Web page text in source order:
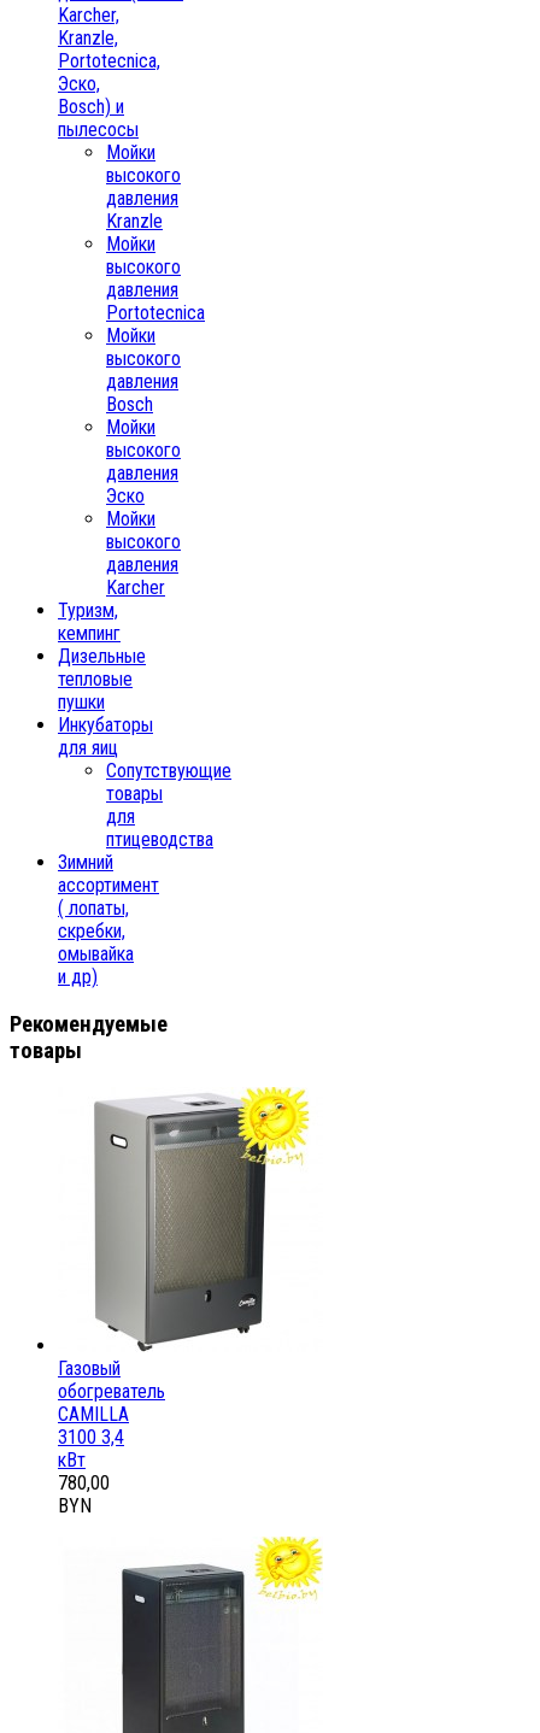
Karcher,
Kranzle,
Portotecnica,
Эско,
Bosch) и
пылесосы
Мойки
высокого
давления
Kranzle
Мойки
высокого
давления
Portotecnica
Мойки
высокого
давления
Bosch
Мойки
высокого
давления
Эско
Мойки
высокого
давления
Karcher
Туризм,
кемпинг
Дизельные
тепловые
пушки
Инкубаторы
для яиц
Сопутствующие
товары
для
птицеводства
Зимний
ассортимент
( лопаты,
скребки,
омывайка
и др)
Рекомендуемые
товары
Газовый
обогреватель
CAMILLA
3100 3,4
кВт
780,00
BYN